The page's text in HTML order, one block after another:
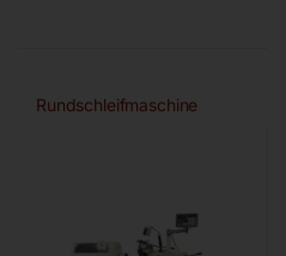
Rundschleifmaschine